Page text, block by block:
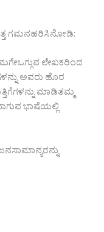
ಗಮನಹರಿಸಿನೋಡಿ:
ಲೇಖಕರಿಂದ
ಅವರು ಹೊರ
ಮಾಡಿತಮ್ಮ
ಭಾಷೆಯಲ್ಲಿ